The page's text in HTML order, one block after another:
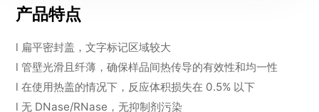
产品特点
l 扁平密封盖，文字标记区域较大
l 管壁光滑且纤薄，确保样品间热传导的有效性和均一性
l 在使用热盖的情况下，反应体积损失在 0.5% 以下
l 无 DNase/RNase，无抑制剂污染